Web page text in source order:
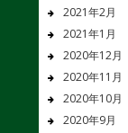
2021年2月
2021年1月
2020年12月
2020年11月
2020年10月
2020年9月